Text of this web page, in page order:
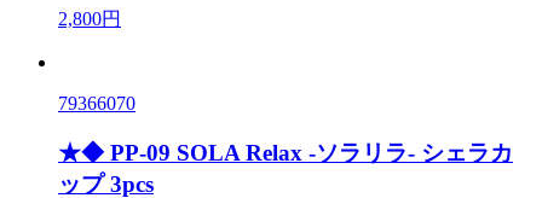
2,800円
79366070
★◆ PP-09 SOLA Relax -ソラリラ- シェラカ
ップ 3pcs